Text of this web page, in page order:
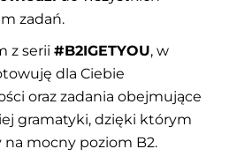
zadań.
z serii#B2IGETYOU, w
dla Ciebie
oraz zadania obejmujące
gramatyki, dzięki którym
na mocny poziom B2.